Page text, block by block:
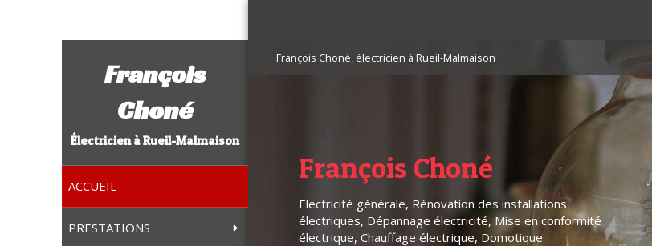
François
Choné
Électricien à Rueil-Malmaison
ACCUEIL
PRESTATIONS
François Choné, électricien à Rueil-Malmaison
François Choné
Electricité générale, Rénovation des installations
électriques, Dépannage électricité, Mise en conformité
électrique, Chauffage électrique, Domotique